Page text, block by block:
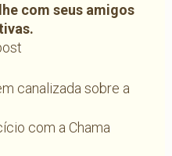
com seus amigos
canalizada sobre a
com a Chama